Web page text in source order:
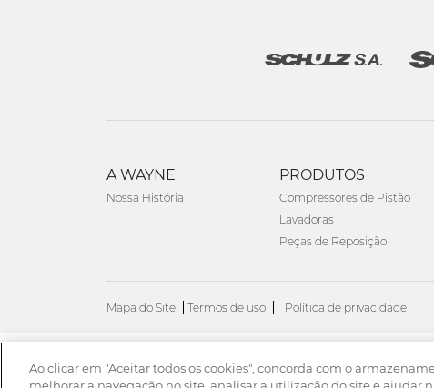
A WAYNE
Nossa História
PRODUTOS
Compressores de Pistão
Lavadoras
Peças de Reposição
Mapa do Site Termos de uso Política de privacidade
© 2026. Todos os direitos reservados.
Ao clicar em "Aceitar todos os cookies", concorda com o